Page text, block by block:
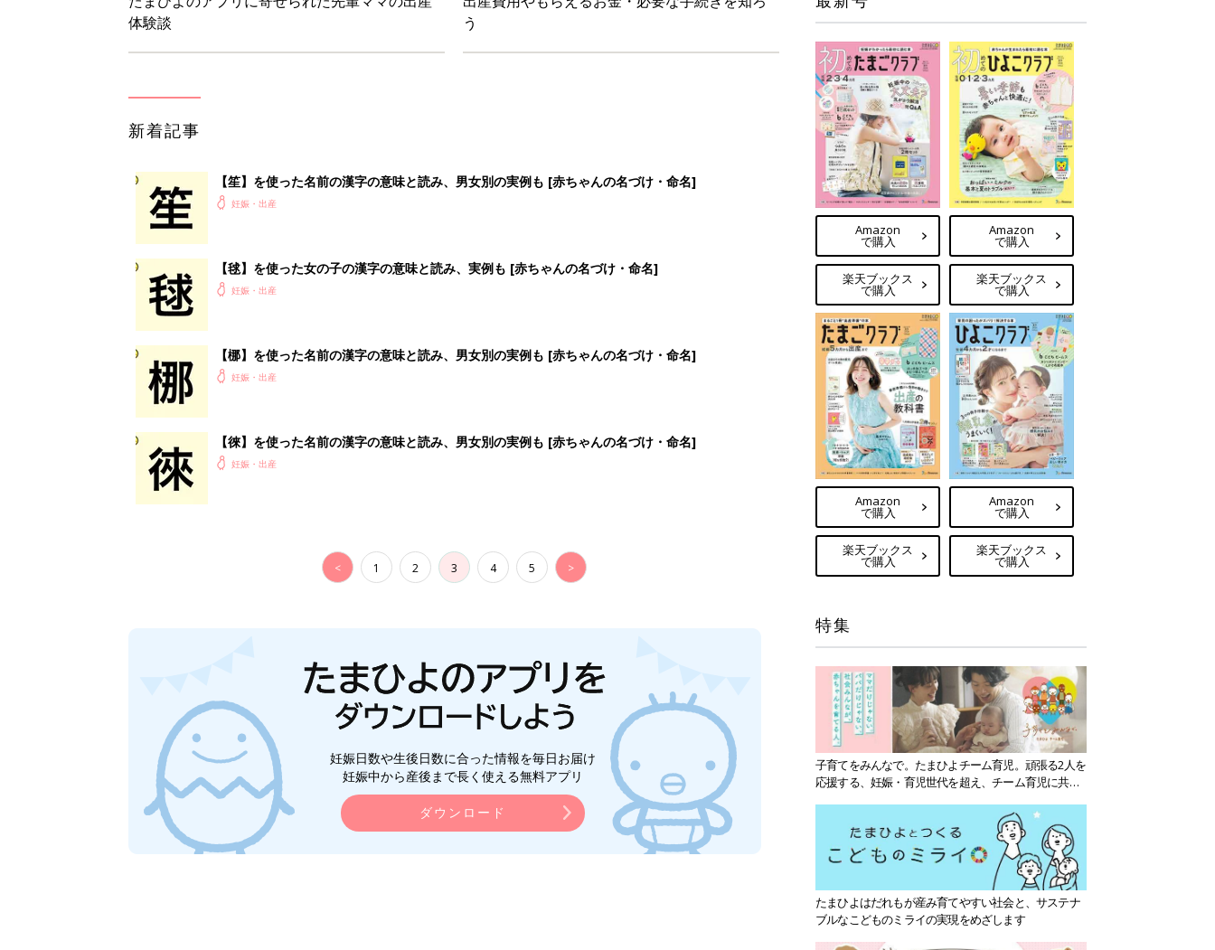
【梛】を使った名前の漢字の意味と読み、男女別の実例も [赤ちゃんの名づけ・命名]
< 1 2 3 4 5 >
Amazon
で購入
楽天ブックス
で購入
Amazon
で購入
楽天ブックス
で購入
Amazon
で購入
楽天ブックス
で購入
Amazon
で購入
楽天ブックス
で購入
特集
子育てをみんなで。たまひよチーム育児。頑張る2人を
応援する、妊娠・育児世代を超え、チーム育児に共感
たまひよはだれもが産み育てやすい社会と、サステナ
ブルなこどものミライの実現をめざします